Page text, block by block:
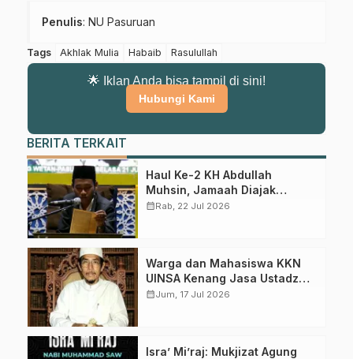
Penulis: NU Pasuruan
Tags Akhlak Mulia Habaib Rasulullah
🌟 Iklan Anda bisa tampil di sini!
Hubungi Kami
BERITA TERKAIT
Haul Ke-2 KH Abdullah
Muhsin, Jamaah Diajak
Meneladani Keistiqamahan
calendar_monthRab, 22 Jul 2026
Warga dan Mahasiswa KKN
UINSA Kenang Jasa Ustadz
Ahmad Syafi’i, Guru Ngaji
calendar_monthJum, 17 Jul 2026
Isra’ Mi’raj: Mukjizat Agung